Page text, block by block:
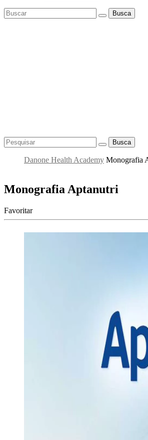
Busca
Busca
Danone Health Academy Monografia
Monografia Aptanutri
Favoritar